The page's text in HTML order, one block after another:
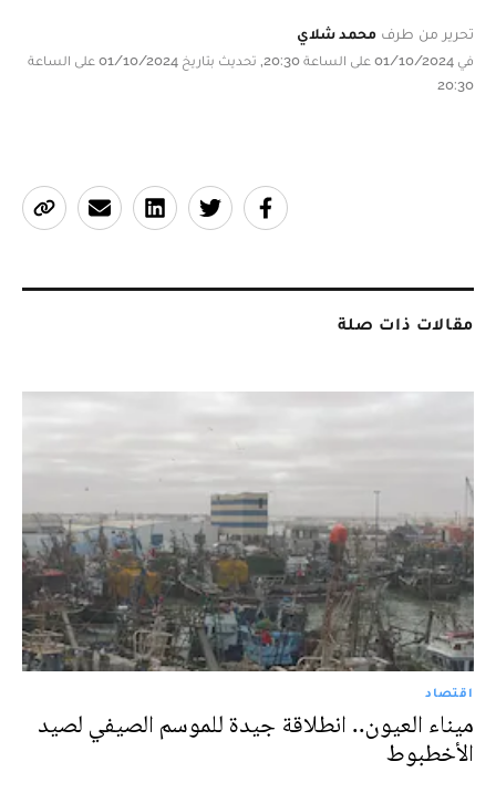
تحرير من طرف محمد شلاي
في 01/10/2024 على الساعة 20:30, تحديث بتاريخ 01/10/2024 على الساعة
20:30
مقالات ذات صلة
اقتصاد
ميناء العيون.. انطلاقة جيدة للموسم الصيفي لصيد
الأخطبوط